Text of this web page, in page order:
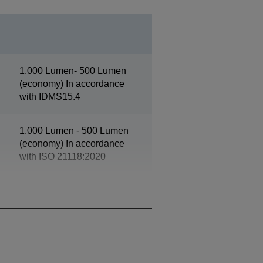
1.000 Lumen- 500 Lumen
(economy) In accordance
with IDMS15.4
1.000 Lumen - 500 Lumen
(economy) In accordance
with ISO 21118:2020